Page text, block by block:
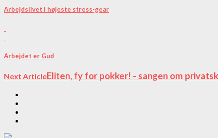
Arbejdslivet i højeste stress-gear
Arbejdet er Gud
Next ArticleEliten, fy for pokker! - sangen om